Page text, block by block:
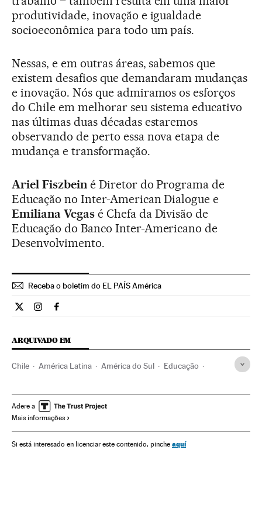
produtividade, inovação e igualdade
socioeconômica para todo um país.
Nessas, e em outras áreas, sabemos que
existem desafios que demandaram mudanças
e inovação. Nós que admiramos os esforços
do Chile em melhorar seu sistema educativo
nas últimas duas décadas estaremos
observando de perto essa nova etapa de
mudança e transformação.
Ariel Fiszbeiné Diretor do Programa de
Educação no Inter-American Dialogue e
Emiliana Vegasé Chefa da Divisão de
Educação do Banco Inter-Americano de
Desenvolvimento.
Receba o boletim do EL PAÍS América
Opiniao El País Brasil en Twitter
Opiniao El País Brasil en Instagram
Opiniao El País Brasil en Facebook
ARQUIVADO EM
Chile América Latina América do Sul Educação
Adere a
Mais informações
Si está interesado en licenciar este contenido, pinche aquí